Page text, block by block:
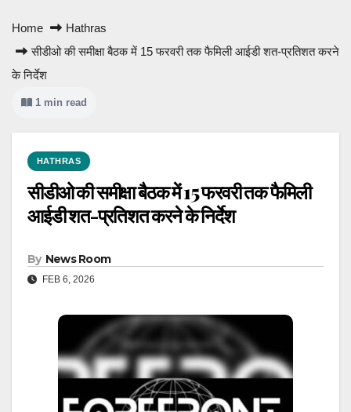
Home
Hathras
सीडीओ की समीक्षा बैठक में 15 फरवरी तक फैमिली आईडी शत-प्रतिशत करने
के निर्देश
1 min read
HATHRAS
सीडीओ की समीक्षा बैठक में 15 फरवरी तक फैमिली
आईडी शत-प्रतिशत करने के निर्देश
By News Room
FEB 6, 2026